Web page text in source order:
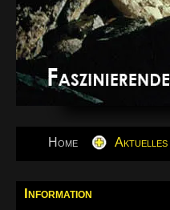
Home Aktuelles
Information